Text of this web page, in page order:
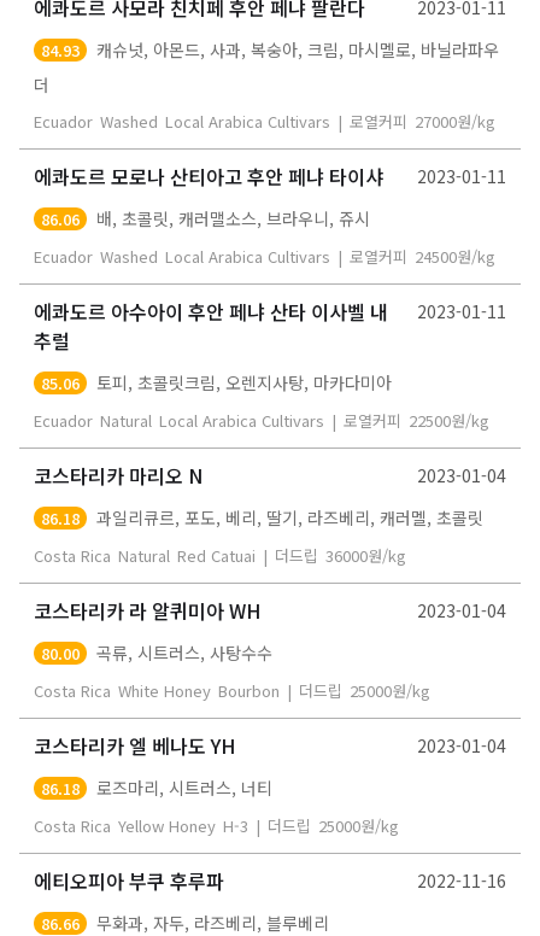
에콰도르 사모라 친치페 후안 페냐 팔란다 2023-01-11
84.93
캐슈넛, 아몬드, 사과, 복숭아, 크림, 마시멜로, 바닐라파우
더
Ecuador Washed Local Arabica Cultivars | 로열커피 27000원/kg
에콰도르 모로나 산티아고 후안 페냐 타이샤 2023-01-11
86.06 배, 초콜릿, 캐러맬소스, 브라우니, 쥬시
Ecuador Washed Local Arabica Cultivars | 로열커피 24500원/kg
에콰도르 아수아이 후안 페냐 산타 이사벨 내
추럴
2023-01-11
85.06 토피, 초콜릿크림, 오렌지사탕, 마카다미아
Ecuador Natural Local Arabica Cultivars | 로열커피 22500원/kg
코스타리카 마리오 N 2023-01-04
86.18 과일리큐르, 포도, 베리, 딸기, 라즈베리, 캐러멜, 초콜릿
Costa Rica Natural Red Catuai | 더드립 36000원/kg
코스타리카 라 알퀴미아 WH 2023-01-04
80.00 곡류, 시트러스, 사탕수수
Costa Rica White Honey Bourbon | 더드립 25000원/kg
코스타리카 엘 베나도 YH 2023-01-04
86.18 로즈마리, 시트러스, 너티
Costa Rica Yellow Honey H-3 | 더드립 25000원/kg
에티오피아 부쿠 후루파 2022-11-16
86.66 무화과, 자두, 라즈베리, 블루베리